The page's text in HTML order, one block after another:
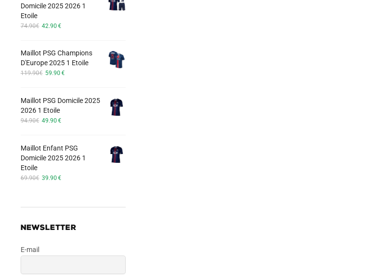
74.90€.42.90€.
Domicile 2025 2026 1
Etoile
74.90€ Le
était :
74.90€.
42.90 €Le
est :
42.90€.
Maillot PSG Champions
D'Europe 2025 1 Etoile
119.90€ Le
était :
119.90€.
59.90 €Le
est :
Maillot PSG Domicile 2025
2026 1 Etoile
94.90€ Le
était :
94.90€.
49.90 €Le
est :
49.90€.
Maillot Enfant PSG
Domicile 2025 2026 1
Etoile
69.90€ Le
était :
39.90 €Le
est :
NEWSLETTER
E-mail